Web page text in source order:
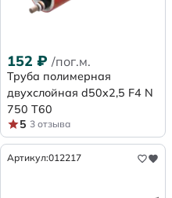
152 ₽ /пог.м.
Труба полимерная
двухслойная d50x2,5 F4 N
750 Т60
5 3 отзыва
Артикул:012217